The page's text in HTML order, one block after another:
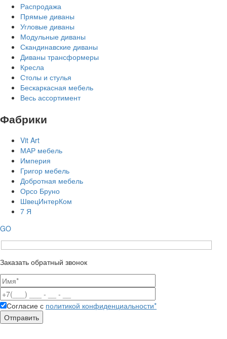
Распродажа
Прямые диваны
Угловые диваны
Модульные диваны
Скандинавские диваны
Диваны трансформеры
Кресла
Столы и стулья
Бескаркасная мебель
Весь ассортимент
Фабрики
Vit Art
МАР мебель
Империя
Григор мебель
Добротная мебель
Орсо Бруно
ШвецИнтерКом
7 Я
GO
Заказать обратный звонок
Согласие с политикой конфиденциальности*